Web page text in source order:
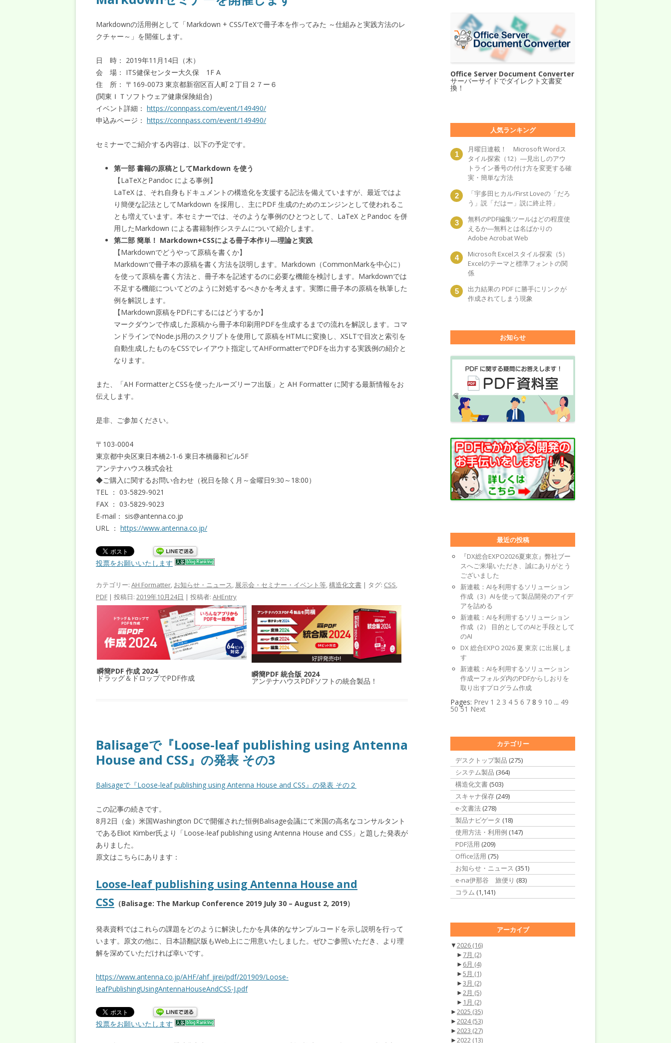
Markdownの活用例として「Markdown + CSS/TeXで冊子本を作ってみた ～仕組みと実践方法のレ
クチャー～」を開催します。
日 時： 2019年11月14日（木）
会 場： ITS健保センター大久保 1F A
住 所： 〒169-0073 東京都新宿区百人町２丁目２７ー６
(関東ＩＴソフトウェア健康保険組合)
イベント詳細： https://connpass.com/event/149490/
申込みページ： https://connpass.com/event/149490/
セミナーでご紹介する内容は、以下の予定です。
第一部 書籍の原稿としてMarkdown を使う
【LaTeXとPandoc による事例】
LaTeX は、それ自身もドキュメントの構造化を支援する記法を備えていますが、最近ではよ
り簡便な記法としてMarkdown を採用し、主にPDF 生成のためのエンジンとして使われるこ
とも増えています。本セミナーでは、そのような事例のひとつとして、LaTeX とPandoc を併
用したMarkdown による書籍制作システムについて紹介します。
第二部 簡単！ Markdown+CSSによる冊子本作り―理論と実践
【Markdownでどうやって原稿を書くか】
Markdownで冊子本の原稿を書く方法を説明します。Markdown（CommonMarkを中心に）
を使って原稿を書く方法と、冊子本を記述するのに必要な機能を検討します。Markdownでは
不足する機能についてどのように対処するべきかを考えます。実際に冊子本の原稿を執筆した
例を解説します。
【Markdown原稿をPDFにするにはどうするか】
マークダウンで作成した原稿から冊子本印刷用PDFを生成するまでの流れを解説します。コマ
ンドラインでNode.js用のスクリプトを使用して原稿をHTMLに変換し、XSLTで目次と索引を
自動生成したものをCSSでレイアウト指定してAHFormatterでPDFを出力する実践例の紹介と
なります。
また、「AH FormatterとCSSを使ったルーズリーフ出版」と AH Formatter に関する最新情報をお
伝えします。
是非、ご参加ください。
〒103-0004
東京都中央区東日本橋2-1-6 東日本橋藤和ビル5F
アンテナハウス株式会社
◆ご購入に関するお問い合わせ（祝日を除く月～金曜日9:30～18:00）
TEL ： 03-5829-9021
FAX ： 03-5829-9023
E-mail： sis@antenna.co.jp
URL ： https://www.antenna.co.jp/
投票をお願いいたします
カテゴリー: AH Formatter, お知らせ・ニュース, 展示会・セミナー・イベント等,構造化文書 | タグ: CSS,
PDF | 投稿日: 2019年10月24日 | 投稿者: AHEntry
瞬簡PDF 作成 2024
ドラッグ＆ドロップでPDF作成 瞬簡PDF 統合版 2024
アンテナハウスPDFソフトの統合製品！
Balisageで『Loose-leaf publishing using Antenna
House and CSS』の発表 その3
Balisageで『Loose-leaf publishing using Antenna House and CSS』の発表 その２
この記事の続きです。
8月2日（金）米国Washington DCで開催された恒例Balisage会議にて米国の高名なコンサルタント
であるEliot Kimber氏より「Loose-leaf publishing using Antenna House and CSS」と題した発表が
ありました。
原文はこちらにあります：
Loose-leaf publishing using Antenna House and
CSS （Balisage: The Markup Conference 2019 July 30 – August 2, 2019）
発表資料ではこれらの課題をどのように解決したかを具体的なサンプルコードを示し説明を行って
います。原文の他に、日本語翻訳版もWeb上にご用意いたしました。ぜひご参照いただき、より理
解を深めていただければ幸いです。
https://www.antenna.co.jp/AHF/ahf_jirei/pdf/201909/Loose-
leafPublishingUsingAntennaHouseAndCSS-J.pdf
投票をお願いいたします
Office Server Document Converter
サーバーサイドでダイレクト文書変
換！
人気ランキング
月曜日連載！ Microsoft Wordス
タイル探索（12）―見出しのアウ
トライン番号の付け方を変更する確
実・簡単な方法
「宇多田ヒカル/First Loveの「だろ
う」説「だはー」説に終止符」
無料のPDF編集ツールはどの程度使
えるか―無料とは名ばかりの
Adobe Acrobat Web
Microsoft Excelスタイル探索（5）
Excelのテーマと標準フォントの関
係
出力結果の PDF に勝手にリンクが
作成されてしまう現象
お知らせ
最近の投稿
『DX総合EXPO2026夏東京』弊社ブー
スへご来場いただき、誠にありがとう
ございました
新連載：AIを利用するソリューション
作成（3）AIを使って製品開発のアイデ
アを詰める
新連載：AIを利用するソリューション
作成（2） 目的としてのAIと手段として
のAI
DX 総合EXPO 2026 夏 東京 に出展しま
す
新連載：AIを利用するソリューション
作成ーフォルダ内のPDFからしおりを
取り出すプログラム作成
Pages: Prev 1 2 3 4 5 6 7 8 9 10 ... 49
50 51 Next
カテゴリー
デスクトップ製品 (275)
システム製品 (364)
構造化文書 (503)
スキャナ保存 (249)
e-文書法 (278)
製品ナビゲータ (18)
使用方法・利用例 (147)
PDF活用 (209)
Office活用 (75)
お知らせ・ニュース (351)
e-na伊那谷 旅便り (83)
コラム (1,141)
アーカイブ
▼2026 (16)
► 7月 (2)
► 6月 (4)
►5月 (1)
►3月 (2)
►2月 (5)
► 1月 (2)
►2025 (35)
►2024(53)
►2023 (27)
►2022 (13)